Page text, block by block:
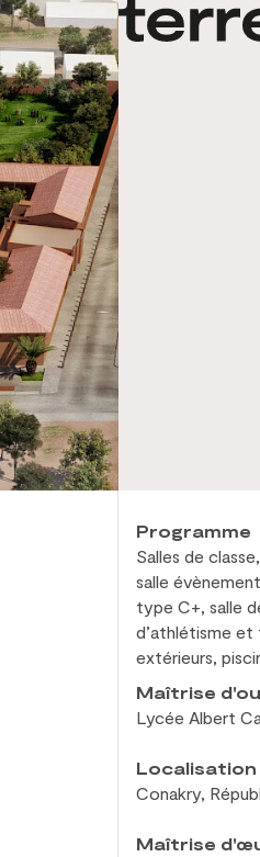
Programme
Salles de
salle
type C+, salle
d’athlétisme et
extérieurs,
Maîtrise
Lycée Albert
Localisation
Conakry,
Maîtrise